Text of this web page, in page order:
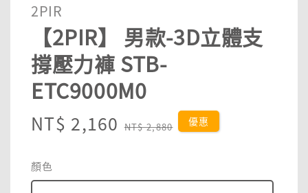
2PIR
【2PIR】 男款-3D立體支
撐壓力褲 STB-
ETC9000M0
Sale
NT$ 2,160 Regular
NT$ 2,880 優惠
顏色